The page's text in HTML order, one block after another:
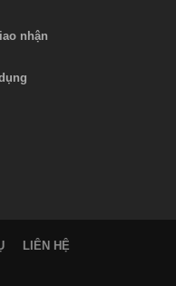
nhận
LIÊN HỆ